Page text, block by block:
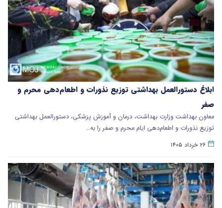
ابلاغ دستورالعمل بهداشتی توزیع نذورات و اطعام‌دهی محرم و
صفر
معاون بهداشت وزارت بهداشت، درمان و آموزش پزشکی، دستورالعمل بهداشتی
توزیع نذورات و اطعام‌دهی ایام محرم و صفر را به…
۲۶ خرداد ۱۴۰۵